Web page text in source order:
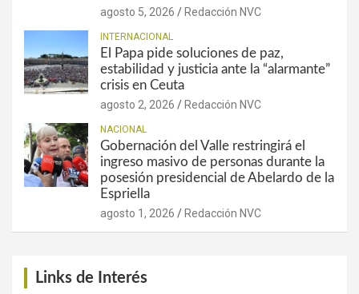
agosto 5, 2026 Redacción NVC
INTERNACIONAL
El Papa pide soluciones de paz,
estabilidad y justicia ante la “alarmante”
crisis en Ceuta
agosto 2, 2026 Redacción NVC
NACIONAL
Gobernación del Valle restringirá el
ingreso masivo de personas durante la
posesión presidencial de Abelardo de la
Espriella
agosto 1, 2026 Redacción NVC
Links de Interés